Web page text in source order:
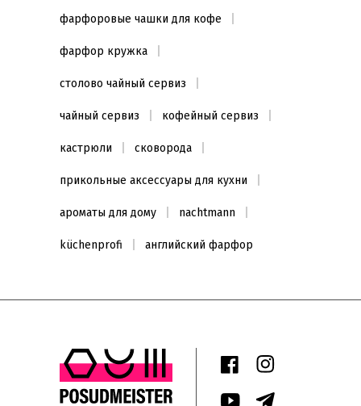
фарфоровые чашки для кофе
фарфор кружка
столово чайный сервиз
чайный сервиз кофейный сервиз
кастрюли сковорода
прикольные аксессуары для кухни
ароматы для дому nachtmann
küchenprofi английский фарфор